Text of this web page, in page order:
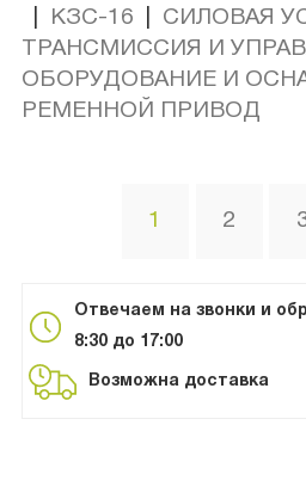
КЗС-16 СИЛОВАЯ
ТРАНСМИССИЯ И
ОБОРУДОВАНИЕ И
РЕМЕННОЙ ПРИВОД
1 2
Отвечаем на звонки и
8:30 до 17:00
Возможна доставка